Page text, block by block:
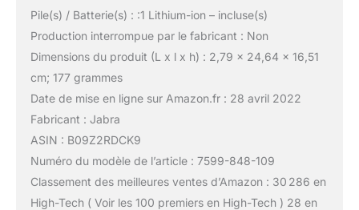
Pile(s) / Batterie(s) : :1 Lithium-ion – incluse(s)
Production interrompue par le fabricant : Non
Dimensions du produit (L x l x h) : 2,79 x 24,64 x 16,51
cm; 177 grammes
Date de mise en ligne sur Amazon.fr : 28 avril 2022
Fabricant : Jabra
ASIN : B09Z2RDCK9
Numéro du modèle de l’article : 7599-848-109
Classement des meilleures ventes d’Amazon : 30 286 en
High-Tech ( Voir les 100 premiers en High-Tech ) 28 en